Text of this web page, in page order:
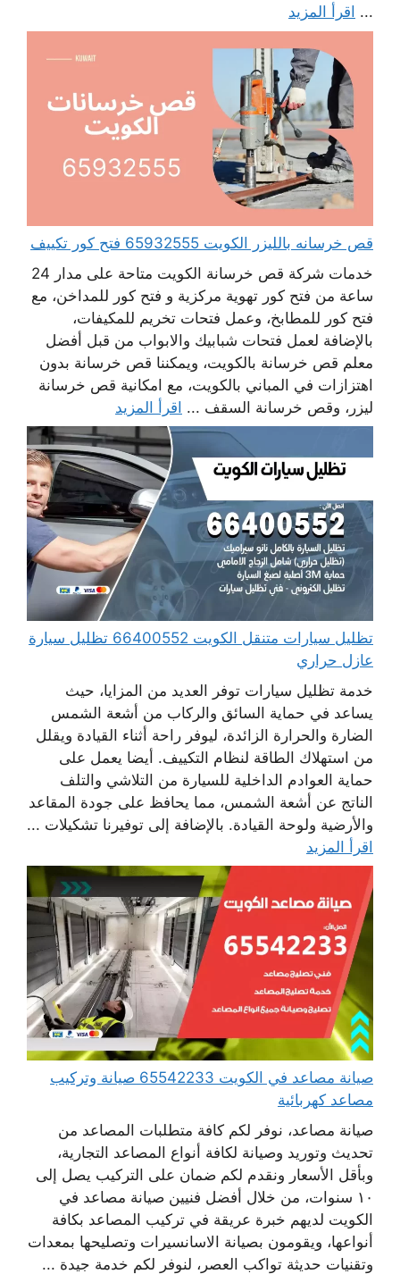
... اقرأ المزيد
قص خرسانه بالليزر الكويت 65932555 فتح كور تكييف
خدمات شركة قص خرسانة الكويت متاحة على مدار 24
ساعة من فتح كور تهوية مركزية و فتح كور للمداخن، مع
فتح كور للمطابخ، وعمل فتحات تخريم للمكيفات،
بالإضافة لعمل فتحات شبابيك والابواب من قبل أفضل
معلم قص خرسانة بالكويت، ويمكننا قص خرسانة بدون
اهتزازات في المباني بالكويت، مع امكانية قص خرسانة
ليزر، وقص خرسانة السقف ... اقرأ المزيد
تظليل سيارات متنقل الكويت 66400552 تظليل سيارة
عازل حراري
خدمة تظليل سيارات توفر العديد من المزايا، حيث
يساعد في حماية السائق والركاب من أشعة الشمس
الضارة والحرارة الزائدة، ليوفر راحة أثناء القيادة ويقلل
من استهلاك الطاقة لنظام التكييف. أيضا يعمل على
حماية العوادم الداخلية للسيارة من التلاشي والتلف
الناتج عن أشعة الشمس، مما يحافظ على جودة المقاعد
والأرضية ولوحة القيادة. بالإضافة إلى توفيرنا تشكيلات ...
اقرأ المزيد
صيانة مصاعد في الكويت 65542233 صيانة وتركيب
مصاعد كهربائية
صيانة مصاعد، نوفر لكم كافة متطلبات المصاعد من
تحديث وتوريد وصيانة لكافة أنواع المصاعد التجارية،
وبأقل الأسعار ونقدم لكم ضمان على التركيب يصل إلى
١٠ سنوات، من خلال أفضل فنيين صيانة مصاعد في
الكويت لديهم خبرة عريقة في تركيب المصاعد بكافة
أنواعها، ويقومون بصيانة الاسانسيرات وتصليحها بمعدات
وتقنيات حديثة تواكب العصر، لنوفر لكم خدمة جيدة ...